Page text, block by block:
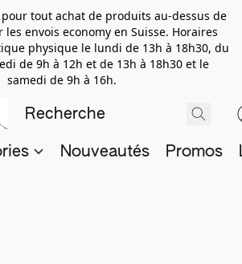
tout achat de produits au-dessus de
les envois economy en Suisse. Horaires
physique le lundi de 13h à 18h30, du
de 9h à 12h et de 13h à 18h30 et le
samedi de 9h à 16h.
Nouveautés Promos